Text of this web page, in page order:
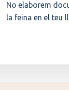
No elaborem
la feina en el teu